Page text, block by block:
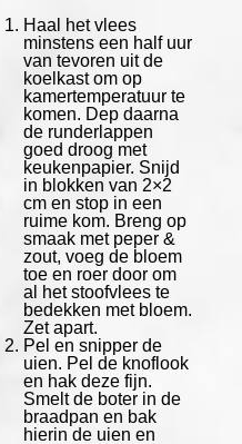
Haal het vlees
minstens een half uur
van tevoren uit de
koelkast om op
kamertemperatuur te
komen. Dep daarna
de runderlappen
goed droog met
keukenpapier. Snijd
in blokken van 2×2
cm en stop in een
ruime kom. Breng op
smaak met peper &
zout, voeg de bloem
toe en roer door om
al het stoofvlees te
bedekken met bloem.
Zet apart.
Pel en snipper de
uien. Pel de knoflook
en hak deze fijn.
Smelt de boter in de
braadpan en bak
hierin de uien en